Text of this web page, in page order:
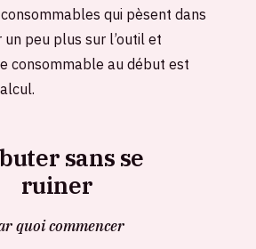
qui pèsent dans
peu plus sur l’outil et
consommable au début est
sans se
ruiner
quoi commencer